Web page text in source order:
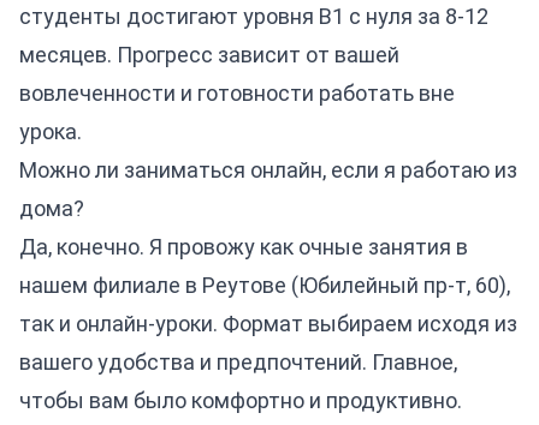
студенты достигают уровня B1 с нуля за 8-12
месяцев. Прогресс зависит от вашей
вовлеченности и готовности работать вне
урока.
Можно ли заниматься онлайн, если я работаю из
дома?
Да, конечно. Я провожу как очные занятия в
нашем филиале в Реутове (Юбилейный пр-т, 60),
так и онлайн-уроки. Формат выбираем исходя из
вашего удобства и предпочтений. Главное,
чтобы вам было комфортно и продуктивно.